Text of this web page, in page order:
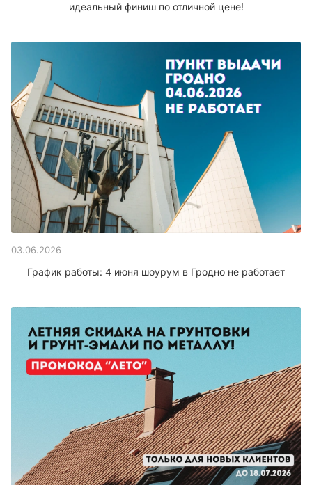
идеальный финиш по отличной цене!
03.06.2026
График работы: 4 июня шоурум в Гродно не работает